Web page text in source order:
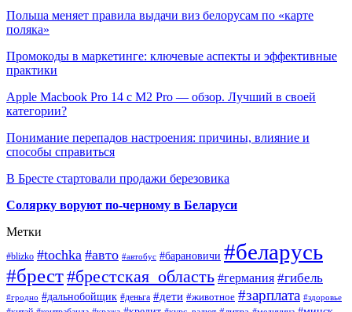
Польша меняет правила выдачи виз белорусам по «карте
поляка»
Промокоды в маркетинге: ключевые аспекты и эффективные
практики
Apple Macbook Pro 14 с M2 Pro — обзор. Лучший в своей
категории?
Понимание перепадов настроения: причины, влияние и
способы справиться
В Бресте стартовали продажи березовика
Солярку воруют по-черному в Беларуси
Метки
#blizko #tochka #авто #автобус #барановичи #беларусь
#брест#брестская_область #германия #гибель
#гродно #дальнобойщик #деньга #дети #животное #зарплата #здоровье